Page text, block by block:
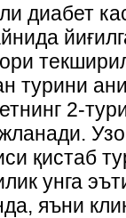
диабет
турини
2-
қистаб
унга
яъни